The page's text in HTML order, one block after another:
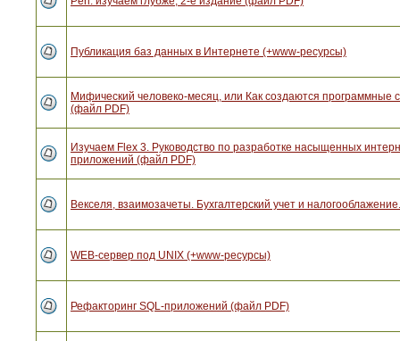
Публикация баз данных в Интернете (+www-ресурсы)
Мифический человеко-месяц, или Как создаются программные
(файл PDF)
Изучаем Flex 3. Руководство по разработке насыщенных
приложений (файл PDF)
Векселя, взаимозачеты. Бухгалтерский учет и
WEB-сервер под UNIX (+www-ресурсы)
Рефакторинг SQL-приложений (файл PDF)